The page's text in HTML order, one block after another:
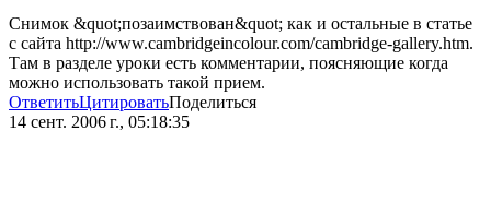
Снимок &quot;позаимствован&quot; как и остальные в статье
с сайта http://www.cambridgeincolour.com/cambridge-gallery.htm.
Там в разделе уроки есть комментарии, поясняющие когда
можно использовать такой прием.
ОтветитьЦитироватьПоделиться
14 сент. 2006 г., 05:18:35